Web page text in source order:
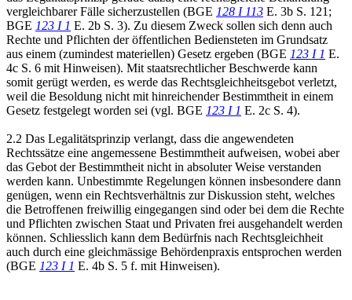
vergleichbarer Fälle sicherzustellen (BGE 128 I 113 E. 3b S. 121;
BGE 123 I 1 E. 2b S. 3). Zu diesem Zweck sollen sich denn auch
Rechte und Pflichten der öffentlichen Bediensteten im Grundsatz
aus einem (zumindest materiellen) Gesetz ergeben (BGE 123 I 1 E.
4c S. 6 mit Hinweisen). Mit staatsrechtlicher Beschwerde kann
somit gerügt werden, es werde das Rechtsgleichheitsgebot verletzt,
weil die Besoldung nicht mit hinreichender Bestimmtheit in einem
Gesetz festgelegt worden sei (vgl. BGE 123 I 1 E. 2c S. 4).
2.2 Das Legalitätsprinzip verlangt, dass die angewendeten
Rechtssätze eine angemessene Bestimmtheit aufweisen, wobei aber
das Gebot der Bestimmtheit nicht in absoluter Weise verstanden
werden kann. Unbestimmte Regelungen können insbesondere dann
genügen, wenn ein Rechtsverhältnis zur Diskussion steht, welches
die Betroffenen freiwillig eingegangen sind oder bei dem die Rechte
und Pflichten zwischen Staat und Privaten frei ausgehandelt werden
können. Schliesslich kann dem Bedürfnis nach Rechtsgleichheit
auch durch eine gleichmässige Behördenpraxis entsprochen werden
(BGE 123 I 1 E. 4b S. 5 f. mit Hinweisen).